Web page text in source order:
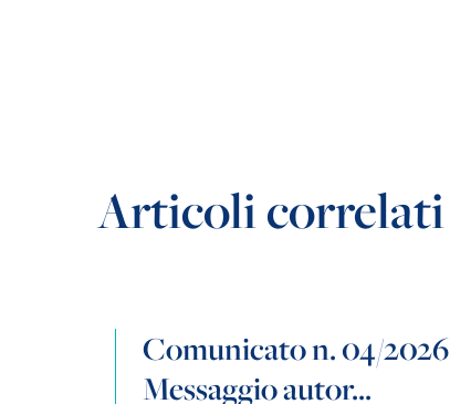
Articoli correlati
Comunicato n. 04/2026
Messaggio autor...